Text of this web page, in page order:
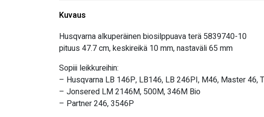
Kuvaus
Husqvarna alkuperäinen biosilppuava terä 5839740-10
pituus 47.7 cm, keskireikä 10 mm, nastaväli 65 mm
Sopiii leikkureihin:
– Husqvarna LB 146P, LB146, LB 246PI, M46, Master 46,
– Jonsered LM 2146M, 500M, 346M Bio
– Partner 246, 3546P